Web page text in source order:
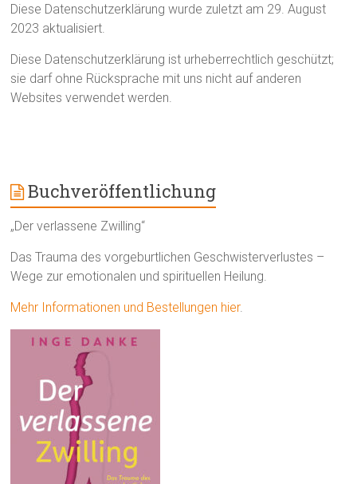
Diese Datenschutzerklärung wurde zuletzt am 29. August
2023 aktualisiert.
Diese Datenschutzerklärung ist urheberrechtlich geschützt;
sie darf ohne Rücksprache mit uns nicht auf anderen
Websites verwendet werden.
Buchveröffentlichung
„Der verlassene Zwilling“
Das Trauma des vorgeburtlichen Geschwisterverlustes –
Wege zur emotionalen und spirituellen Heilung.
Mehr Informationen und Bestellungen hier.